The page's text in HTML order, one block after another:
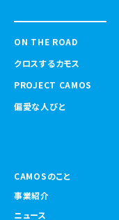
ON THE ROAD
クロスするカモス
PROJECT CAMOS
偏愛な人びと
CAMOSのこと
事業紹介
ニュース